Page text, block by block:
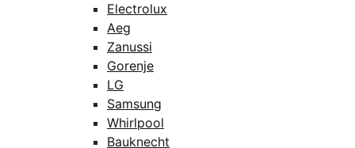
Electrolux
Aeg
Zanussi
Gorenje
LG
Samsung
Whirlpool
Bauknecht